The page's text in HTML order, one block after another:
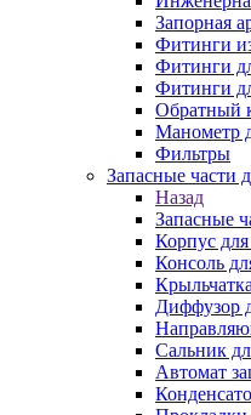
Запорная
Фитинги
Фитинги
Фитинги
Обратный
Манометр
Фильтры
Запасные части
Назад
Запасные
Корпус для
Консоль
Диффузор
Сальник
Автомат